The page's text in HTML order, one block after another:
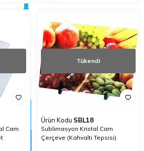
Cam
Tükendi
Ürün Kodu SBL18
Sublimasyon Kristal Cam
Çerçeve (Kahvaltı Tepsisi)